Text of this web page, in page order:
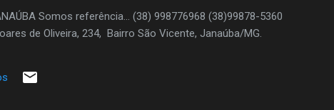
Somos referência... (38) 998776968 (38)99878-5360
de Oliveira, 234, Bairro São Vicente, Janaúba/MG.